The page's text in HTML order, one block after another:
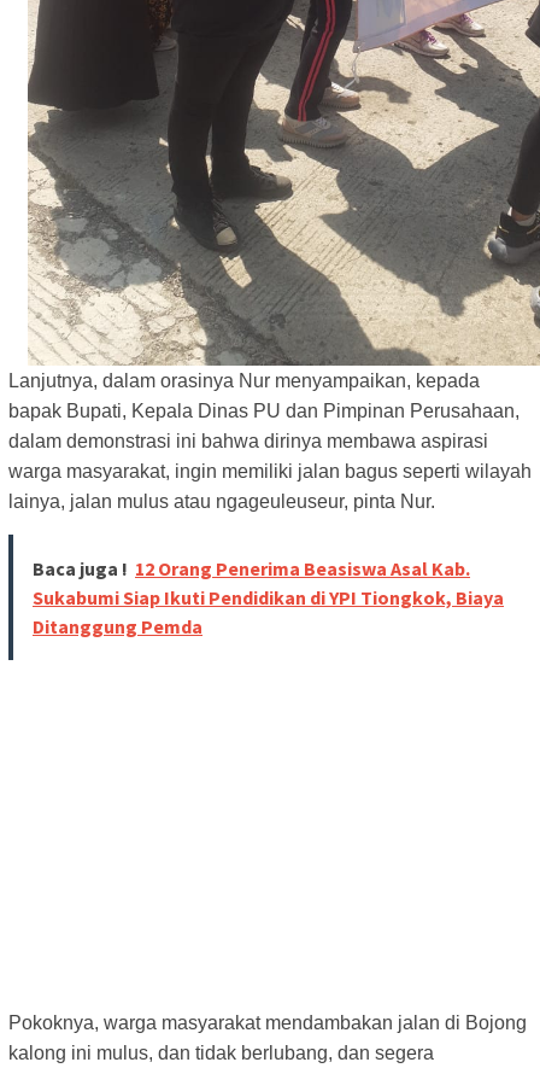
Lanjutnya, dalam orasinya Nur menyampaikan, kepada
bapak Bupati, Kepala Dinas PU dan Pimpinan Perusahaan,
dalam demonstrasi ini bahwa dirinya membawa aspirasi
warga masyarakat, ingin memiliki jalan bagus seperti wilayah
lainya, jalan mulus atau ngageuleuseur, pinta Nur.
Baca juga ! 12 Orang Penerima Beasiswa Asal Kab.
Sukabumi Siap Ikuti Pendidikan di YPI Tiongkok, Biaya
Ditanggung Pemda
Pokoknya, warga masyarakat mendambakan jalan di Bojong
kalong ini mulus, dan tidak berlubang, dan segera